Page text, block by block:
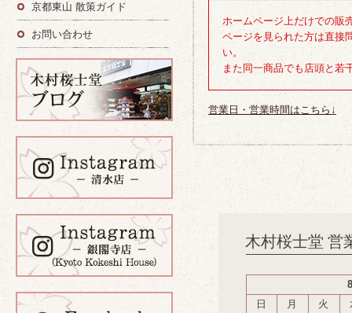
ホームページ上だけでの販
ページを見られた方は直接
い。
また同一商品でも店頭と若
営業日・営業時間はこちら↓
木村桜士堂 営
日
月 火
京都東山 散策ガイド
お問い合わせ